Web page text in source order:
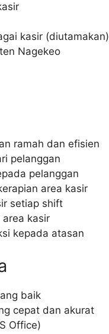
kasir (diutamakan)
Nagekeo
ramah dan efisien
pelanggan
pelanggan
area kasir
setiap shift
kasir
kepada atasan
baik
cepat dan akurat
Office)